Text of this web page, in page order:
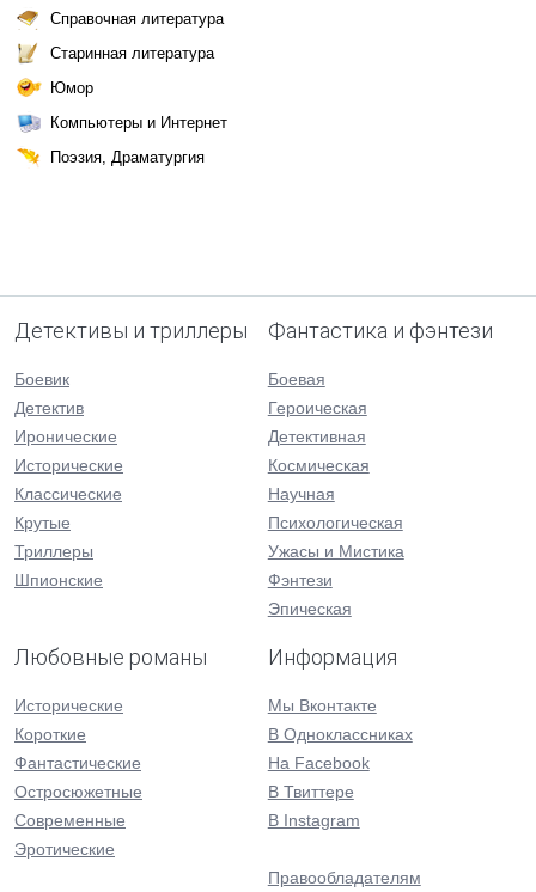
Справочная литература
Старинная литература
Юмор
Компьютеры и Интернет
Поэзия, Драматургия
Детективы и триллеры
Боевик
Детектив
Иронические
Исторические
Классические
Крутые
Триллеры
Шпионские
Фантастика и фэнтези
Боевая
Героическая
Детективная
Космическая
Научная
Психологическая
Ужасы и Мистика
Фэнтези
Эпическая
Любовные романы
Исторические
Короткие
Фантастические
Остросюжетные
Современные
Эротические
Информация
Мы Вконтакте
В Одноклассниках
На Facebook
В Твиттере
В Instagram
Правообладателям